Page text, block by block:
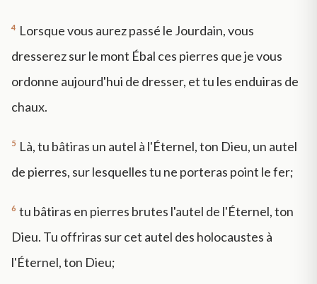
4 Lorsque vous aurez passé le Jourdain, vous
dresserez sur le mont Ébal ces pierres que je vous
ordonne aujourd'hui de dresser, et tu les enduiras de
chaux.
5 Là, tu bâtiras un autel à l'Éternel, ton Dieu, un autel
de pierres, sur lesquelles tu ne porteras point le fer;
6 tu bâtiras en pierres brutes l'autel de l'Éternel, ton
Dieu. Tu offriras sur cet autel des holocaustes à
l'Éternel, ton Dieu;